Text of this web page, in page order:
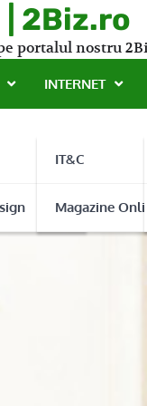
2Biz.ro
portalul nostru
INTERNET
IT&C
Magazine
fara